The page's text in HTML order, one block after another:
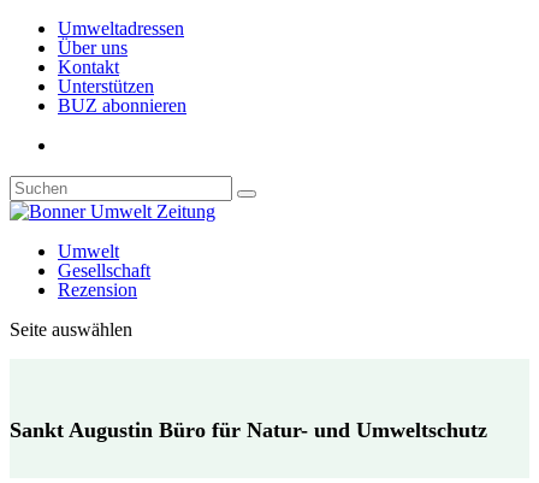
Umweltadressen
Über uns
Kontakt
Unterstützen
BUZ abonnieren
Umwelt
Gesellschaft
Rezension
Seite auswählen
Sankt Augustin Büro für Natur- und Umweltschutz